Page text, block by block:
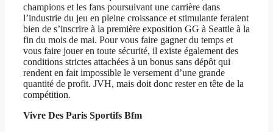
champions et les fans poursuivant une carrière dans
l’industrie du jeu en pleine croissance et stimulante feraient
bien de s’inscrire à la première exposition GG à Seattle à la
fin du mois de mai. Pour vous faire gagner du temps et
vous faire jouer en toute sécurité, il existe également des
conditions strictes attachées à un bonus sans dépôt qui
rendent en fait impossible le versement d’une grande
quantité de profit. JVH, mais doit donc rester en tête de la
compétition.
Vivre Des Paris Sportifs Bfm